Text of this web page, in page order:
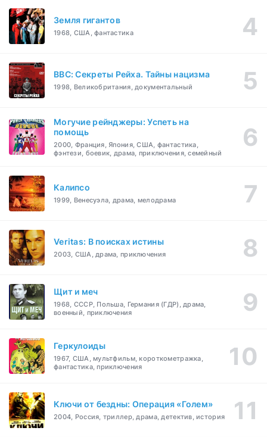
Земля гигантов
1968, США, фантастика
BBC: Секреты Рейха. Тайны нацизма
1998, Великобритания, документальный
Могучие рейнджеры: Успеть на
помощь
2000, Франция, Япония, США, фантастика,
фэнтези, боевик, драма, приключения, семейный
Калипсо
1999, Венесуэла, драма, мелодрама
Veritas: В поисках истины
2003, США, драма, приключения
Щит и меч
1968, СССР, Польша, Германия (ГДР), драма,
военный, приключения
Геркулоиды
1967, США, мультфильм, короткометражка,
фантастика, приключения
Ключи от бездны: Операция «Голем»
2004, Россия, триллер, драма, детектив, история